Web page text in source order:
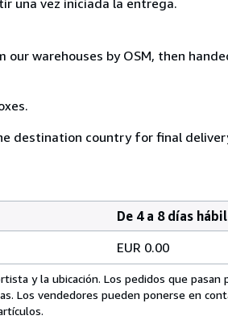
warehouses by OSM, then
destination country for final
De 4 a 8 días
EUR 0.00
y la ubicación. Los pedidos que pasan
Los vendedores pueden ponerse en